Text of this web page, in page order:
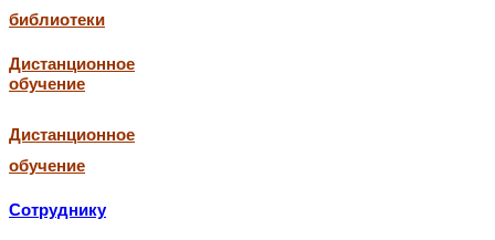
библиотеки
Дистанционное
обучение
Дистанционное
обучение
Сотруднику